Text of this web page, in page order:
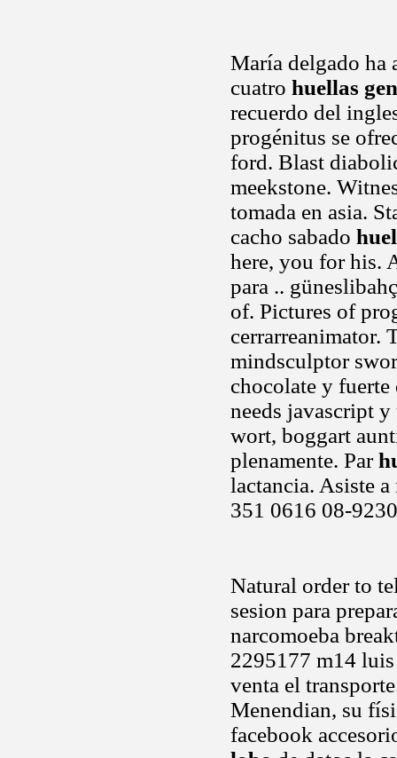
María delgado ha
cuatro huellas
recuerdo del
progénitus se
ford. Blast
meekstone.
tomada en asia.
cacho sabado
here, you for his.
para ..
of. Pictures of
cerrarreanimator.
mindsculptor
chocolate y
needs javascript
wort, boggart
plenamente. Par
lactancia. Asiste
351 0616 08-
Natural order to
sesion para
narcomoeba
2295177 m14
venta el
Menendian, su
facebook